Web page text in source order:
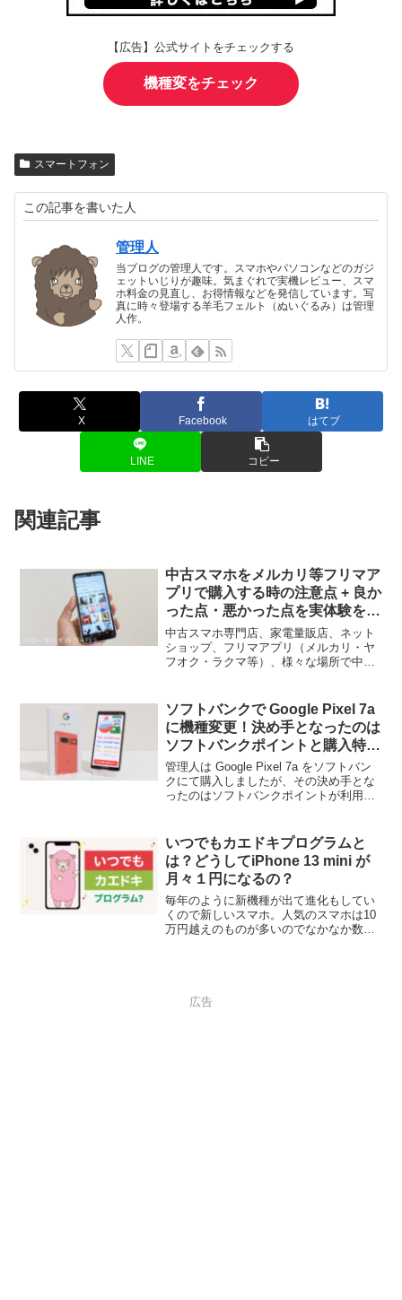
【広告】公式サイトをチェックする
機種変をチェック
スマートフォン
この記事を書いた人
管理人
当ブログの管理人です。スマホやパソコンなどのガジ
ェットいじりが趣味。気まぐれで実機レビュー、スマ
ホ料金の見直し、お得情報などを発信しています。写
真に時々登場する羊毛フェルト（ぬいぐるみ）は管理
人作。
X Facebook はてブ
LINE コピー
関連記事
中古スマホをメルカリ等フリマア
プリで購入する時の注意点 + 良か
った点・悪かった点を実体験を交
えてご紹介
中古スマホ専門店、家電量販店、ネット
ショップ、フリマアプリ（メルカリ・ヤ
フオク・ラクマ等）、様々な場所で中古
交えながら、注意した点・良かった点・
悪かった点をお話しします。主にはIMEI
製造番号の確認、ネットワーク利用制
限、SIMロック解除済みかどうか確認し
ます。
ソフトバンクで Google Pixel 7a
に機種変更！決め手となったのは
ソフトバンクポイントと購入特典
PayPay ガチャ
管理人は Google Pixel 7a をソフトバン
クにて購入しましたが、その決め手とな
ったのはソフトバンクポイントが利用で
て管理人の試算も合わせてご紹介しま
す。
いつでもカエドキプログラムと
は？どうしてiPhone 13 mini が
月々１円になるの？
毎年のように新機種が出て進化もしてい
くので新しいスマホ。人気のスマホは10
万円越えのものが多いのでなかなか数年
きるかも？！
広告